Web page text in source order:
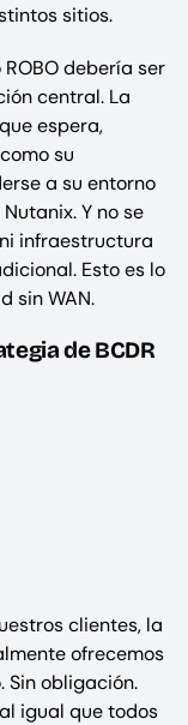
sitios.
debería ser
central. La
espera,
su
a su entorno
Y no se
infraestructura
Esto es lo
sin WAN.
de BCDR
clientes, la
ofrecemos
Sin obligación.
igual que todos